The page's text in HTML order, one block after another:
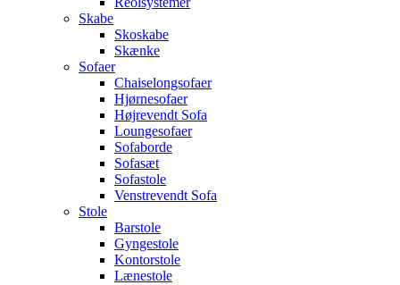
Skabe
Skoskabe
Skænke
Sofaer
Chaiselongsofaer
Hjørnesofaer
Højrevendt Sofa
Loungesofaer
Sofaborde
Sofasæt
Sofastole
Venstrevendt Sofa
Stole
Barstole
Gyngestole
Kontorstole
Lænestole